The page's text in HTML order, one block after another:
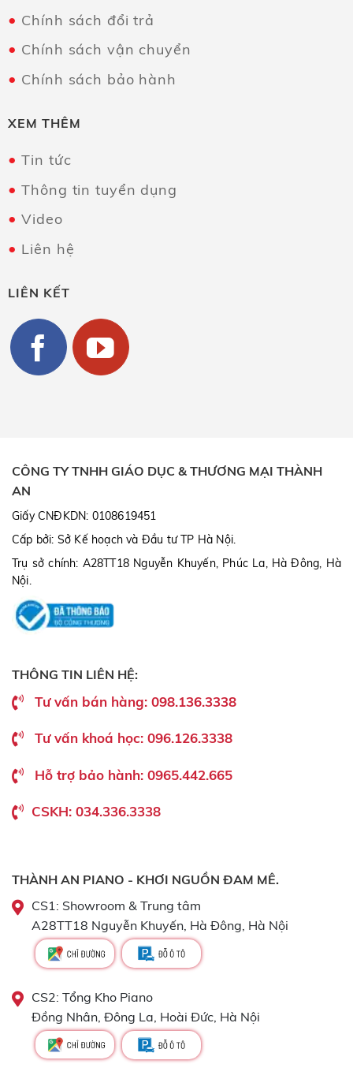
Chính sách đổi trả
Chính sách vận chuyển
Chính sách bảo hành
XEM THÊM
Tin tức
Thông tin tuyển dụng
Video
Liên hệ
LIÊN KẾT
CÔNG TY TNHH GIÁO DỤC & THƯƠNG MẠI THÀNH
AN
Giấy CNĐKDN: 0108619451
Cấp bởi: Sở Kế hoạch và Đầu tư TP Hà Nội.
Trụ sở chính: A28TT18 Nguyễn Khuyến, Phúc La, Hà Đông, Hà
Nội.
THÔNG TIN LIÊN HỆ:
Tư vấn bán hàng: 098.136.3338
Tư vấn khoá học: 096.126.3338
Hỗ trợ bảo hành: 0965.442.665
CSKH: 034.336.3338
THÀNH AN PIANO - KHƠI NGUỒN ĐAM MÊ.
CS1: Showroom & Trung tâm
A28TT18 Nguyễn Khuyến, Hà Đông, Hà Nội
CS2: Tổng Kho Piano
Đồng Nhân, Đông La, Hoài Đức, Hà Nội